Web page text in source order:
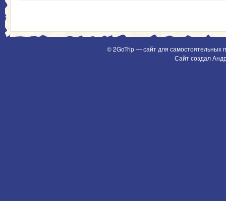
© 2GoTrip — сайт для самостоятельных
Сайт создал